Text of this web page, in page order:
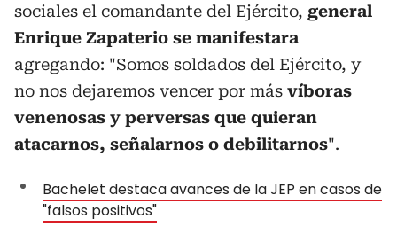
sociales el comandante del Ejército, general
Enrique Zapaterio se manifestara
agregando: "Somos soldados del Ejército, y
no nos dejaremos vencer por más víboras
venenosas y perversas que quieran
atacarnos, señalarnos o debilitarnos".
Bachelet destaca avances de la JEP en casos de
"falsos positivos"